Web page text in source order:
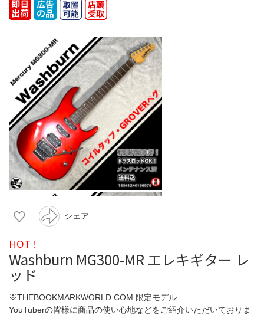
シェア
HOT !
Washburn MG300-MR エレキギター レ
ッド
※THEBOOKMARKWORLD.COM 限定モデル
YouTuberの皆様に商品の使い心地などをご紹介いただいておりま